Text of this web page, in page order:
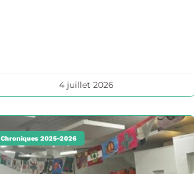
4 juillet 2026
Chroniques 2025-2026